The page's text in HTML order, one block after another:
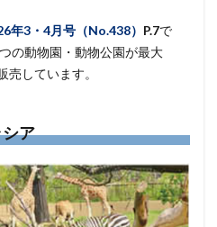
年3・4月号（No.438） P.7で
の動物園・動物公園が最大
売しています。
ア